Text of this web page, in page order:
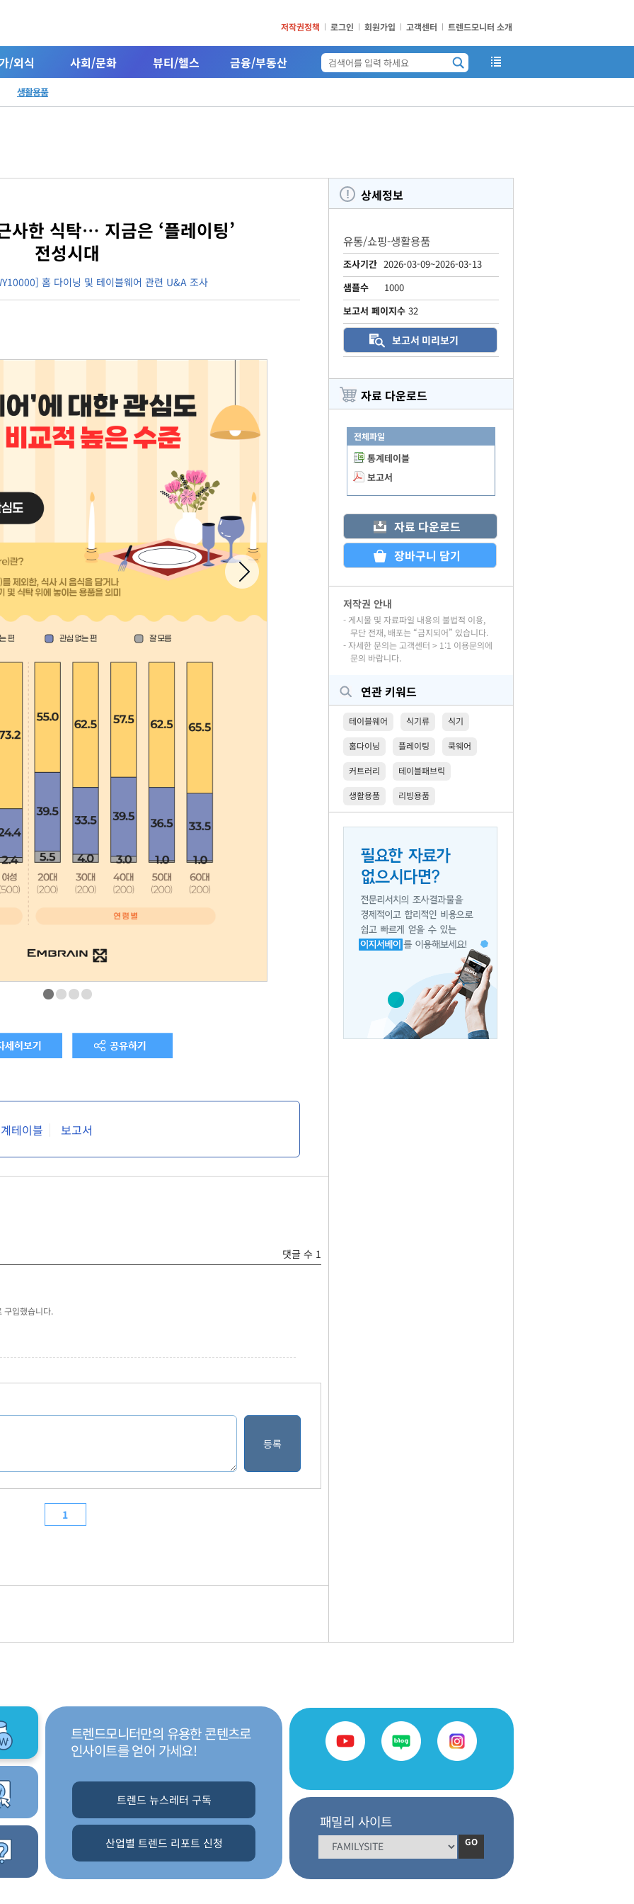
저작권정책 로그인 회원가입 고객센터 트렌드모니터 소개
/외식 사회/문화 뷰티/헬스 금융/부동산
생활용품
사한 식탁… 지금은 ‘플레이팅’
전성시대
홈 다이닝 및 테이블웨어 관련 U&A 조사
테이블 보고서
상세정보
유통/쇼핑-생활용품
조사기간 2026-03-09~2026-03-13
샘플수
1000
보고서 페이지수 32
자료 다운로드
전체파일
통계테이블
보고서
저작권 안내
- 게시물 및 자료파일 내용의 불법적 이용,
무단 전재, 배포는 “금지되어” 있습니다.
- 자세한 문의는 고객센터 > 1:1 이용문의에
문의 바랍니다.
연관 키워드
테이블웨어 식기류 식기
홈다이닝 플레이팅 쿡웨어
커트러리 테이블패브릭
생활용품 리빙용품
트렌드모니터만의 유용한 콘텐츠로
인사이트를 얻어 가세요!
트렌드 뉴스레터 구독
산업별 트렌드 리포트 신청
패밀리 사이트
GO